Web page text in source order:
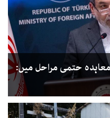
حتمی مراحل میں: